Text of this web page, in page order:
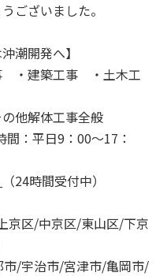
ございました。
潮開発へ】
・建築工事 ・土木工
他解体工事全般
間：平日9：00～17：
（24時間受付中）
京区/中京区/東山区/下京
/宇治市/宮津市/亀岡市/